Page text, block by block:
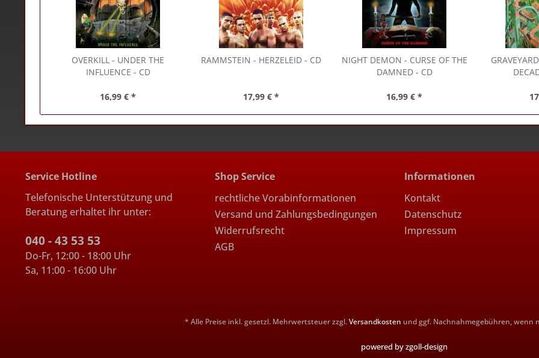
OVERKILL - UNDER THE
INFLUENCE - CD
16,99 € *
RAMMSTEIN - HERZELEID - CD
17,99 € *
NIGHT DEMON - CURSE OF THE
DAMNED - CD
16,99 € *
GRAVEYARD
Service Hotline
Telefonische Unterstützung und
Beratung erhaltet ihr unter:
040 - 43 53 53
Do-Fr, 12:00 - 18:00 Uhr
Sa, 11:00 - 16:00 Uhr
Shop Service
rechtliche Vorabinformationen
Versand und Zahlungsbedingungen
Widerrufsrecht
AGB
Informationen
Kontakt
Datenschutz
Impressum
* Alle Preise inkl. gesetzl. Mehrwertsteuer zzgl.Versandkosten und ggf. Nachnahmegebühren, wenn
powered by zgoll-design